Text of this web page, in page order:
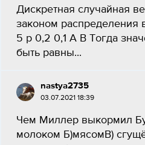
Дискретная случайная
законом распределения
5 р 0,2 0,1 А В Тогда
быть равны...
nastya2735
03.07.2021 18:39
Чем Миллер выкормил
молоком Б)мясомВ)